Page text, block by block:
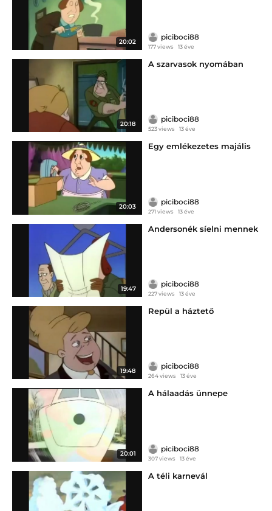
20:02
piciboci88
177 views 13 éve
20:18
A szarvasok nyomában
piciboci88
523 views 13 éve
20:03
Egy emlékezetes majális
piciboci88
271 views 13 éve
19:47
Andersonék síelni mennek
piciboci88
227 views 13 éve
19:48
Repül a háztető
piciboci88
264 views 13 éve
20:01
A hálaadás ünnepe
piciboci88
307 views 13 éve
A téli karnevál